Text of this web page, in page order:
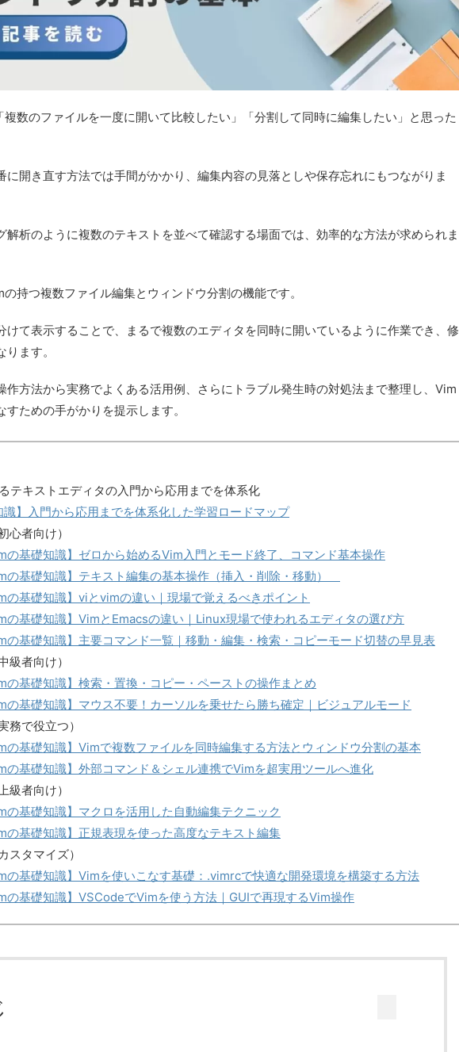
数のファイルを一度に開いて比較したい」「分割して同時に編集したい」と思った
に開き直す方法では手間がかかり、編集内容の見落としや保存忘れにもつながりま
解析のように複数のテキストを並べて確認する場面では、効率的な方法が求められま
持つ複数ファイル編集とウィンドウ分割の機能です。
けて表示することで、まるで複数のエディタを同時に開いているように作業でき、修
ます。
作方法から実務でよくある活用例、さらにトラブル発生時の対処法まで整理し、Vim
ための手がかりを提示します。
テキストエディタの入門から応用までを体系化
識】入門から応用までを体系化した学習ロードマップ
者向け）
の基礎知識】ゼロから始めるVim入門とモード終了、コマンド基本操作
の基礎知識】テキスト編集の基本操作（挿入・削除・移動）
の基礎知識】viとvimの違い｜現場で覚えるべきポイント
の基礎知識】VimとEmacsの違い｜Linux現場で使われるエディタの選び方
の基礎知識】主要コマンド一覧｜移動・編集・検索・コピーモード切替の早見表
者向け）
の基礎知識】検索・置換・コピー・ペーストの操作まとめ
の基礎知識】マウス不要！カーソルを乗せたら勝ち確定｜ビジュアルモード
で役立つ）
の基礎知識】Vimで複数ファイルを同時編集する方法とウィンドウ分割の基本
の基礎知識】外部コマンド＆シェル連携でVimを超実用ツールへ進化
者向け）
の基礎知識】マクロを活用した自動編集テクニック
の基礎知識】正規表現を使った高度なテキスト編集
タマイズ）
の基礎知識】Vimを使いこなす基礎：.vimrcで快適な開発環境を構築する方法
の基礎知識】VSCodeでVimを使う方法｜GUIで再現するVim操作